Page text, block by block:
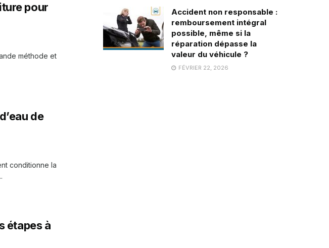
pour
méthode et
de
conditionne la
étapes à
Accident non responsable :
remboursement intégral
possible, même si la
réparation dépasse la
valeur du véhicule ?
FÉVRIER 22, 2026